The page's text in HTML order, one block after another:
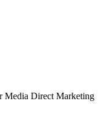
Media Direct Marketing